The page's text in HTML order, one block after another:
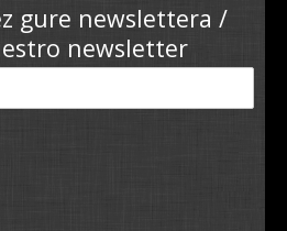
gure newslettera /
newsletter